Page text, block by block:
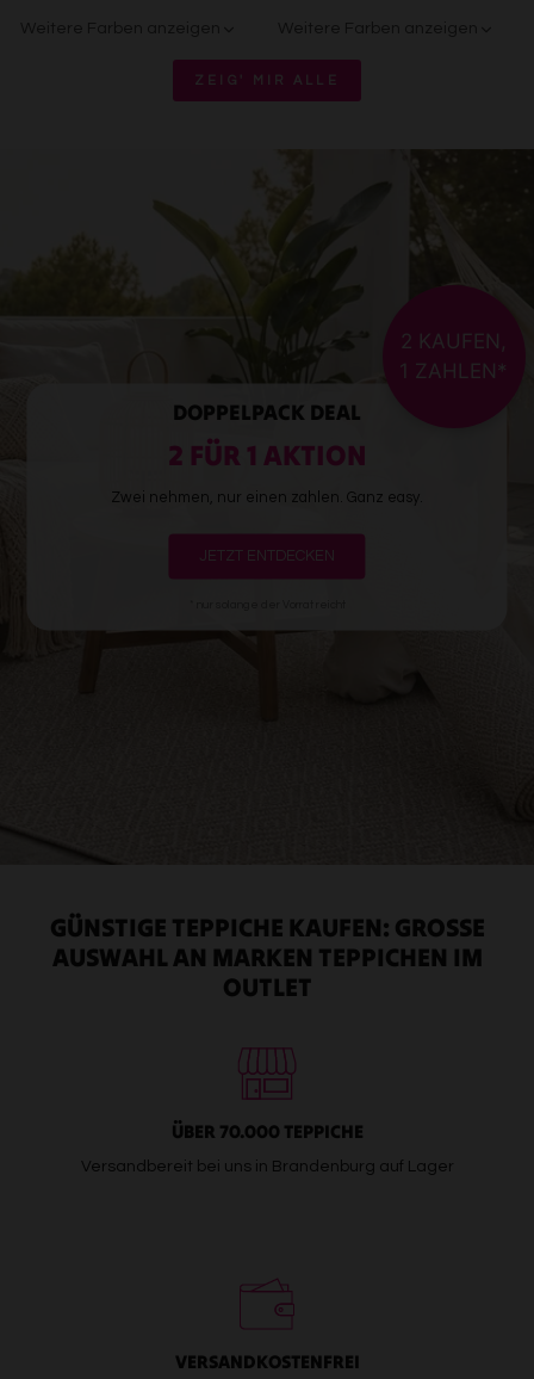
Beige/Bunt
ZEIG' MIR ALLE
2 KAUFEN,
1 ZAHLEN*
DOPPELPACK DEAL
2 FÜR 1 AKTION
Zwei nehmen, nur einen zahlen. Ganz easy.
JETZT ENTDECKEN
GÜNSTIGE TEPPICHE KAUFEN: GROSSE A
USWAHL AN MARKEN TEPPICHEN IM O
UTLET
ÜBER 70.000 TEPPICHE
Versandbereit bei uns in Brandenburg auf Lager
VERSANDKOSTENFREI